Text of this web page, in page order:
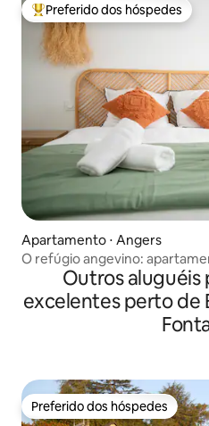
Entre os melhores preferidos
Preferido dos hóspedes
Apartamento ⋅ Angers
O refúgio angevino:
condicionado e banheira de
Outros
excelentes perto de
Preferido dos hóspedes
Preferido dos hóspedes